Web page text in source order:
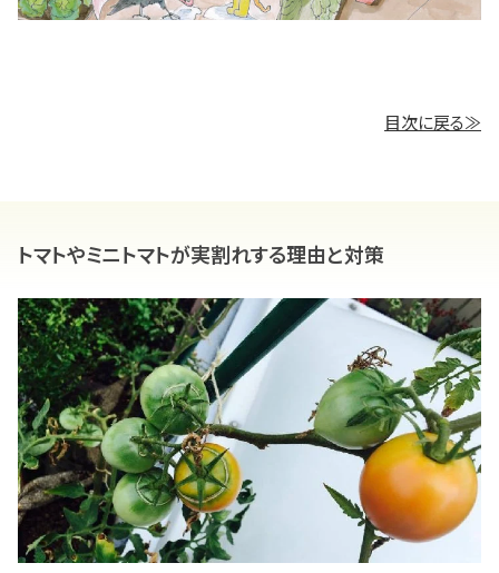
目次に戻る≫
トマトやミニトマトが実割れする理由と対策